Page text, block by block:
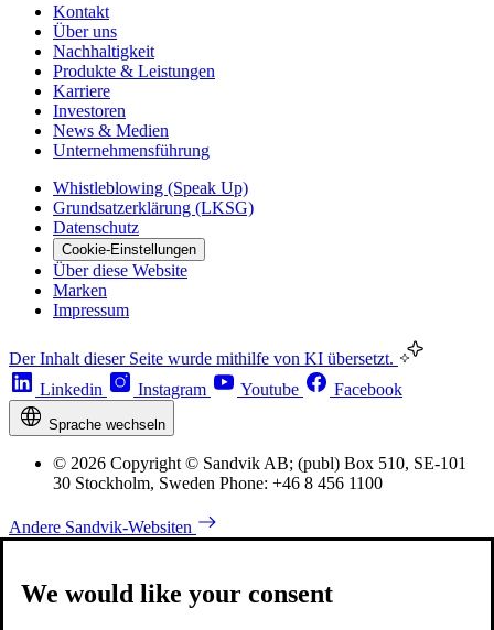
Kontakt
Über uns
Nachhaltigkeit
Produkte & Leistungen
Karriere
Investoren
News & Medien
Unternehmensführung
Whistleblowing (Speak Up)
Grundsatzerklärung (LKSG)
Datenschutz
Cookie-Einstellungen
Über diese Website
Marken
Impressum
Der Inhalt dieser Seite wurde mithilfe von KI übersetzt.
Linkedin
Instagram Youtube Facebook
Sprache wechseln
© 2026 Copyright © Sandvik AB; (publ) Box 510, SE-101
30 Stockholm, Sweden Phone: +46 8 456 1100
Andere Sandvik-Websiten
We would like your consent